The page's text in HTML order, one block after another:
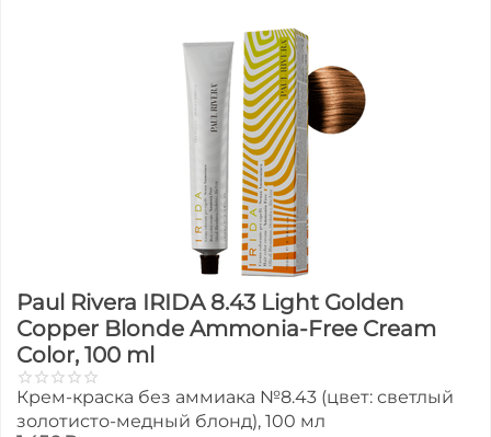
Paul Rivera IRIDA 8.43 Light Golden
Copper Blonde Ammonia-Free Cream
Color, 100 ml
Крем-краска без аммиака №8.43 (цвет: светлый
золотисто-медный блонд), 100 мл